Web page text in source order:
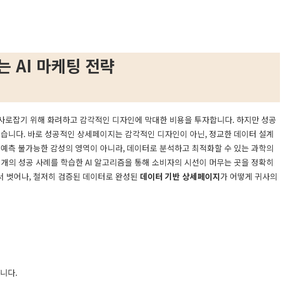
AI 마케팅 전략
잡기 위해 화려하고 감각적인 디자인에 막대한 비용을 투자합니다. 하지만 성공
다. 바로 성공적인 상세페이지는 감각적인 디자인이 아닌, 정교한 데이터 설계
측 불가능한 감성의 영역이 아니라, 데이터로 분석하고 최적화할 수 있는 과학의
의 성공 사례를 학습한 AI 알고리즘을 통해 소비자의 시선이 머무는 곳을 정확히
벗어나, 철저히 검증된 데이터로 완성된 데이터 기반 상세페이지가 어떻게 귀사의
다.